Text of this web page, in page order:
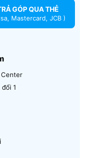
GÓP QUA THẺ
Mastercard, JCB )
1